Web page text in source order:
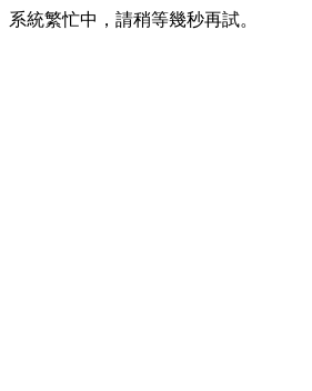
系統繁忙中，請稍等幾秒再試。